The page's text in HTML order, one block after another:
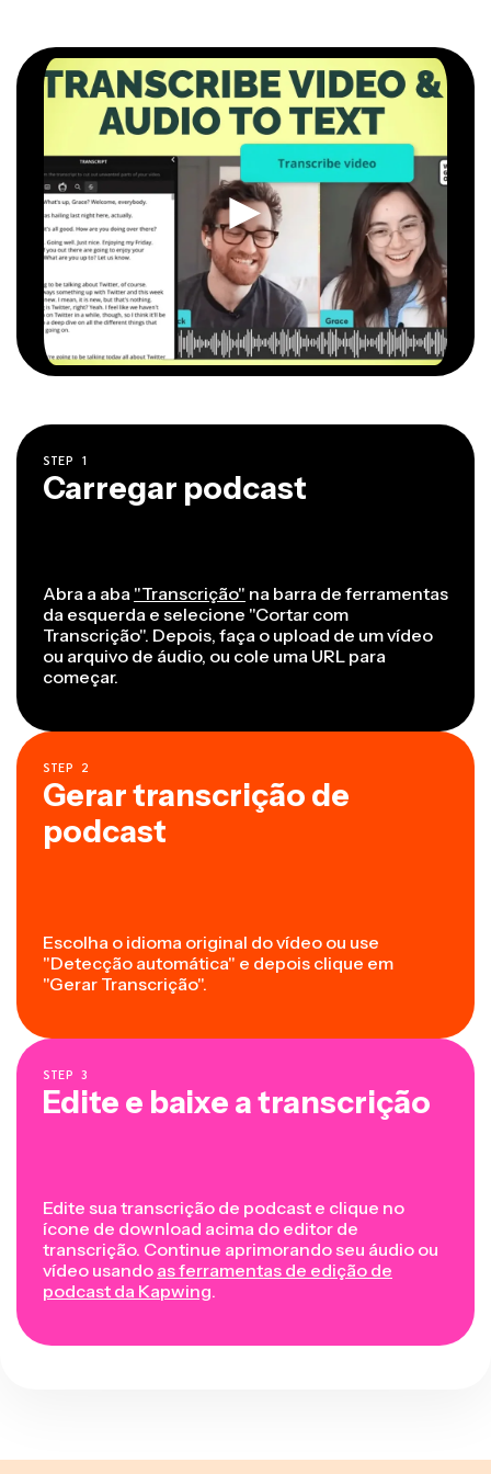
STEP 1
Carregar podcast
Abra a aba "Transcrição" na barra de ferramentas
da esquerda e selecione "Cortar com
Transcrição". Depois, faça o upload de um vídeo
ou arquivo de áudio, ou cole uma URL para
começar.
STEP 2
Gerar transcrição de
podcast
Escolha o idioma original do vídeo ou use
"Detecção automática" e depois clique em
"Gerar Transcrição".
STEP 3
Edite e baixe a transcrição
Edite sua transcrição de podcast e clique no
ícone de download acima do editor de
transcrição. Continue aprimorando seu áudio ou
vídeo usando as ferramentas de edição de
podcast da Kapwing.